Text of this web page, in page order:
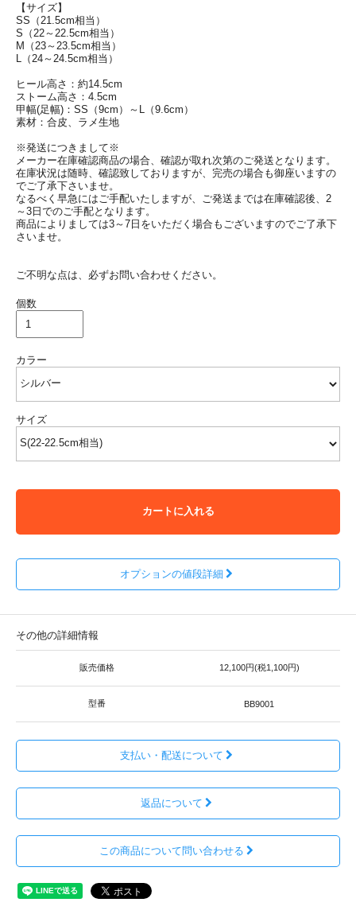
【サイズ】
SS（21.5cm相当）
S（22～22.5cm相当）
M（23～23.5cm相当）
L（24～24.5cm相当）
ヒール高さ：約14.5cm
ストーム高さ：4.5cm
甲幅(足幅)：SS（9cm）～L（9.6cm）
素材：合皮、ラメ生地
※発送につきまして※
メーカー在庫確認商品の場合、確認が取れ次第のご発送となります。
在庫状況は随時、確認致しておりますが、完売の場合も御座いますの
でご了承下さいませ。
なるべく早急にはご手配いたしますが、ご発送までは在庫確認後、2
～3日でのご手配となります。
商品によりましては3～7日をいただく場合もございますのでご了承下
さいませ。
ご不明な点は、必ずお問い合わせください。
個数
カラー
サイズ
カートに入れる
オプションの値段詳細
その他の詳細情報
販売価格 12,100円(税1,100円)
型番 BB9001
支払い・配送について
返品について
この商品について問い合わせる